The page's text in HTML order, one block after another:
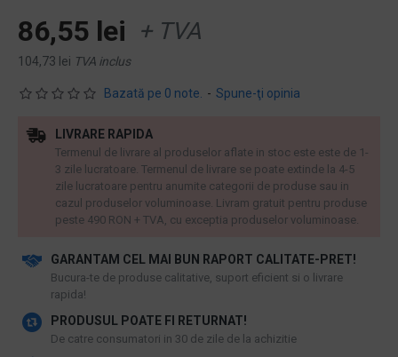
Bazată pe 0 note. - Spune-ţi opinia
86,55 lei + TVA
104,73 lei TVA inclus
GARANTAM CEL MAI BUN RAPORT CALITATE-PRET!
​Bucura-te de produse calitative, suport eficient si o livrare
rapida!
PRODUSUL POATE FI RETURNAT!
De catre consumatori in 30 de zile de la achizitie
LIVRARE RAPIDA
Termenul de livrare al produselor aflate in stoc este este de 1-
3 zile lucratoare. Termenul de livrare se poate extinde la 4-5
zile lucratoare pentru anumite categorii de produse sau in
cazul produselor voluminoase. Livram gratuit pentru produse
peste 490 RON + TVA, cu exceptia produselor voluminoase.